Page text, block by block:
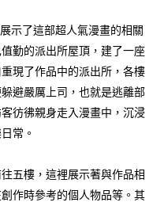
示了這部超人氣漫畫的相關
勤的派出所屋頂，建了一座
現了作品中的派出所，各樓
避嚴厲上司，也就是逃離部
彷彿親身走入漫畫中，沉浸
常。
五樓，這裡展示著與作品相
作時參考的個人物品等。其